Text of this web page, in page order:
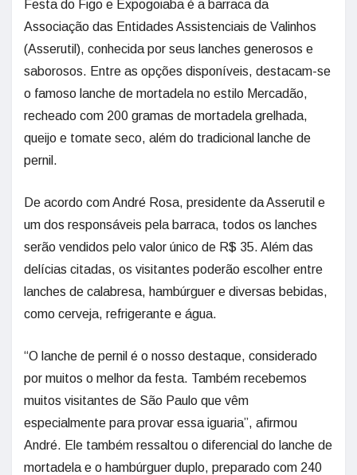
Festa do Figo e Expogoiaba é a barraca da
Associação das Entidades Assistenciais de Valinhos
(Asserutil), conhecida por seus lanches generosos e
saborosos. Entre as opções disponíveis, destacam-se
o famoso lanche de mortadela no estilo Mercadão,
recheado com 200 gramas de mortadela grelhada,
queijo e tomate seco, além do tradicional lanche de
pernil.
De acordo com André Rosa, presidente da Asserutil e
um dos responsáveis pela barraca, todos os lanches
serão vendidos pelo valor único de R$ 35. Além das
delícias citadas, os visitantes poderão escolher entre
lanches de calabresa, hambúrguer e diversas bebidas,
como cerveja, refrigerante e água.
“O lanche de pernil é o nosso destaque, considerado
por muitos o melhor da festa. Também recebemos
muitos visitantes de São Paulo que vêm
especialmente para provar essa iguaria”, afirmou
André. Ele também ressaltou o diferencial do lanche de
mortadela e o hambúrguer duplo, preparado com 240